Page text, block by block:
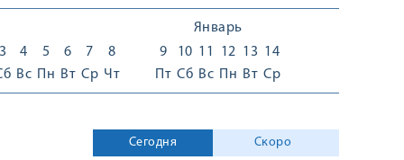
3
4
Вс
5
Пн
6
Вт
7
Ср
8
Чт
Январь
9
Пт
10
Сб
11
Вс
12
Пн
13
Вт
14
Ср
Сегодня
Скоро